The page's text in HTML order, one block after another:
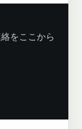
をここから